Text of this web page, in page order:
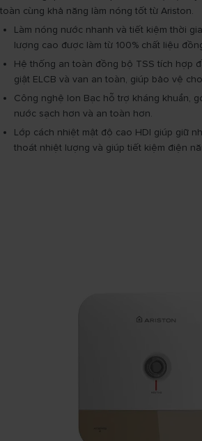
toàn cùng khả năng làm nóng tốt từ Ariston.
Làm nóng nước nhanh và tiết kiệm thời
lượng cao được làm từ 100% chất liệu
Hệ thống an toàn đồng bộ TSS tích hợp
giật ELCB và van an toàn, giúp bảo vệ
Công nghệ Ion Bạc hỗ trợ kháng khuẩn,
nước sạch hơn và an toàn hơn.
Lớp cách nhiệt mật độ cao HDI giúp giữ
thoát nhiệt lượng và giúp tiết kiệm điện